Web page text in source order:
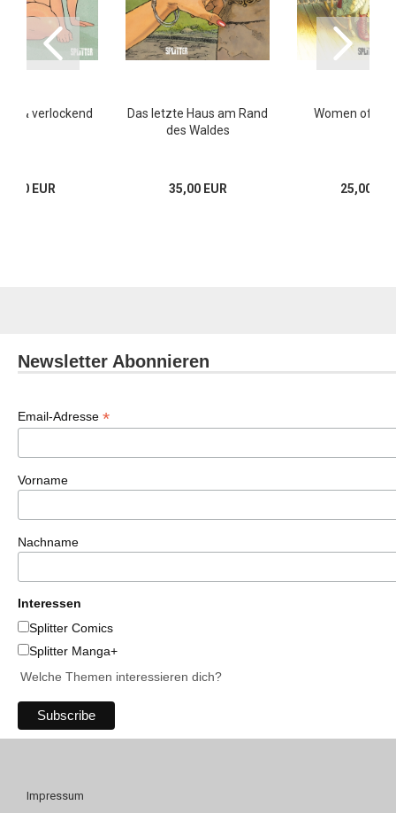
& verlockend
EUR
Das letzte Haus am Rand
des Waldes
35,00 EUR
Women of the
25,00
Newsletter Abonnieren
Email-Adresse *
Vorname
Nachname
Interessen
Splitter Comics
Splitter Manga+
Welche Themen interessieren dich?
Impressum